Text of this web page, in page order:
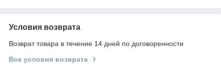
Условия возврата
Возврат товара в течение 14 дней по договоренности
Все условия возврата